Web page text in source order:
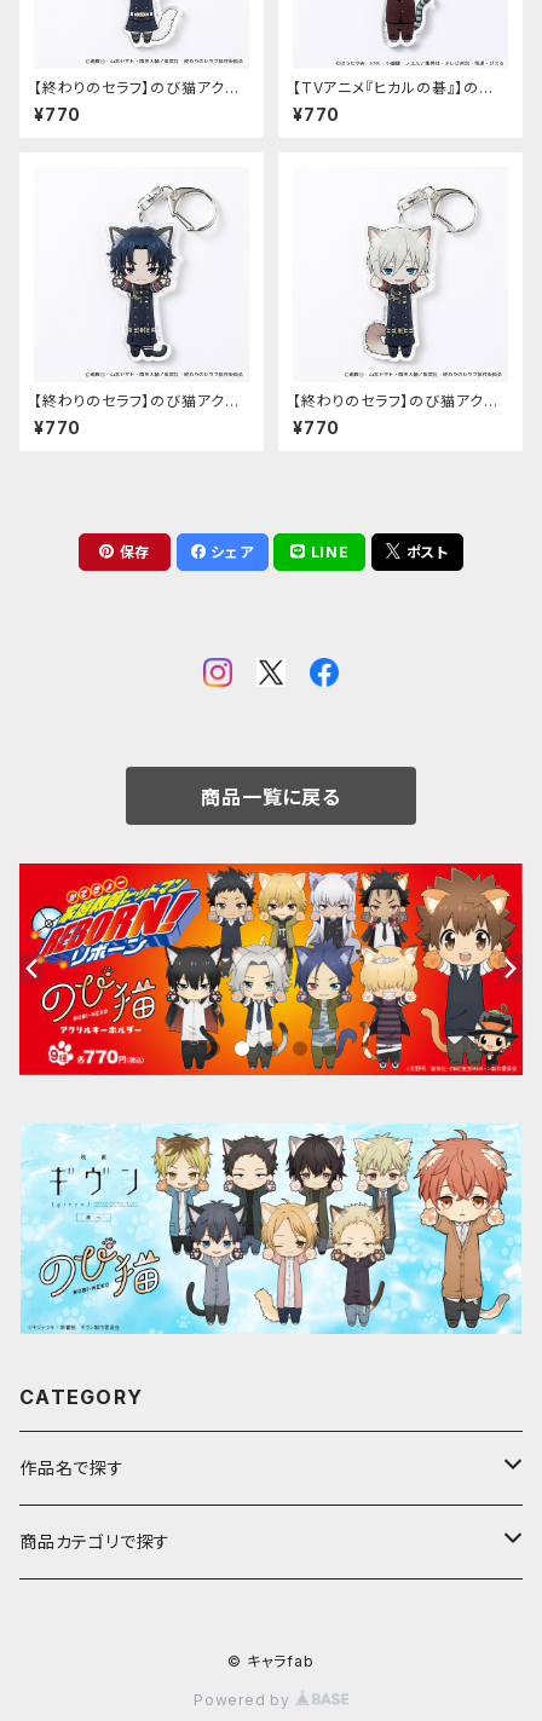
【終わりのセラフ】のび猫アクリ
ルキーホルダー（柊シノア）
¥770
【TVアニメ『ヒカルの碁』】のび
猫アクリルキーホルダー（筒井
公宏）
¥770
【終わりのセラフ】のび猫アクリ
ルキーホルダー（一瀬グレン）
¥770
【終わりのセラフ】のび猫アクリ
ルキーホルダー（柊深夜）
¥770
保存 シェア LINE ポスト
商品一覧に戻る
CATEGORY
作品名で探す
ア行
商品カテゴリで探す
© キャラfab
Powered by